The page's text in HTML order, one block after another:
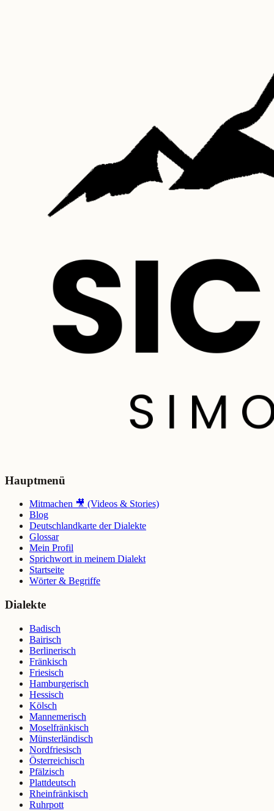
Hauptmenü
Mitmachen 🎥 (Videos & Stories)
Blog
Deutschlandkarte der Dialekte
Glossar
Mein Profil
Sprichwort in meinem Dialekt
Startseite
Wörter & Begriffe
Dialekte
Badisch
Bairisch
Berlinerisch
Fränkisch
Friesisch
Hamburgerisch
Hessisch
Kölsch
Mannemerisch
Moselfränkisch
Münsterländisch
Nordfriesisch
Österreichisch
Pfälzisch
Plattdeutsch
Rheinfränkisch
Ruhrpott